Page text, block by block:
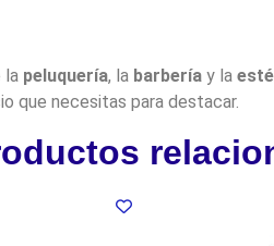
la peluquería, la barberíay la
que necesitas para destacar.